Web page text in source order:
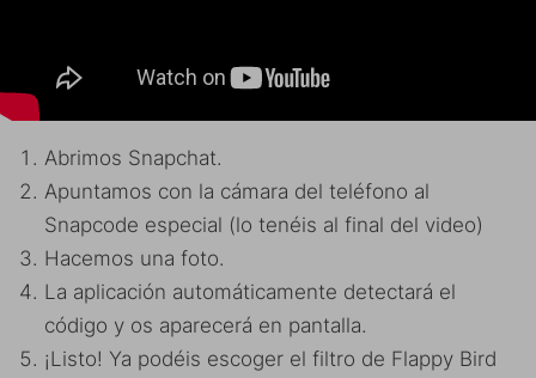
Abrimos Snapchat.
Apuntamos con la cámara del teléfono al
Snapcode especial (lo tenéis al final del video)
Hacemos una foto.
La aplicación automáticamente detectará el
código y os aparecerá en pantalla.
¡Listo! Ya podéis escoger el filtro de Flappy Bird